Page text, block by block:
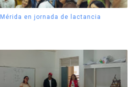
en jornada de lactancia